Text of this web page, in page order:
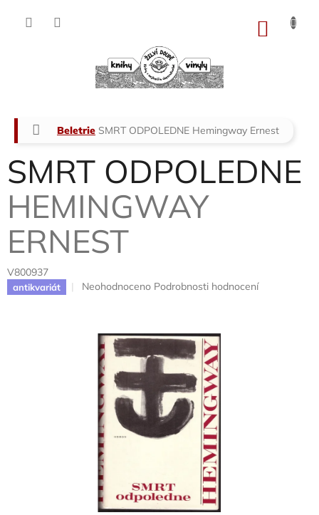
Domů
Beletrie SMRT ODPOLEDNE Hemingway Ernest
SMRT ODPOLEDNE
HEMINGWAY
ERNEST
V800937
antikvariát
Průměrné
hvězdiček.
Neohodnoceno Podrobnosti hodnocení